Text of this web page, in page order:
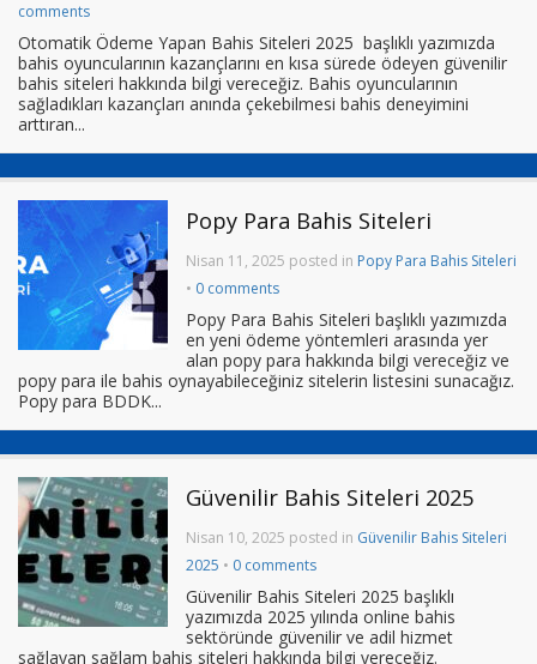
comments
Otomatik Ödeme Yapan Bahis Siteleri 2025 başlıklı yazımızda
bahis oyuncularının kazançlarını en kısa sürede ödeyen güvenilir
bahis siteleri hakkında bilgi vereceğiz. Bahis oyuncularının
sağladıkları kazançları anında çekebilmesi bahis deneyimini
arttıran...
Popy Para Bahis Siteleri
Nisan 11, 2025 posted in Popy Para Bahis Siteleri
• 0 comments
Popy Para Bahis Siteleri başlıklı yazımızda
en yeni ödeme yöntemleri arasında yer
alan popy para hakkında bilgi vereceğiz ve
popy para ile bahis oynayabileceğiniz sitelerin listesini sunacağız.
Popy para BDDK...
Güvenilir Bahis Siteleri 2025
Nisan 10, 2025 posted in Güvenilir Bahis Siteleri
2025 • 0 comments
Güvenilir Bahis Siteleri 2025 başlıklı
yazımızda 2025 yılında online bahis
sektöründe güvenilir ve adil hizmet
sağlayan sağlam bahis siteleri hakkında bilgi vereceğiz.